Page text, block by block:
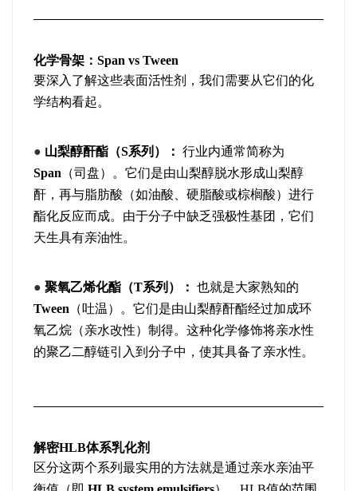
化学骨架：Span vs Tween
要深入了解这些表面活性剂，我们需要从它们的化
学结构看起。
● 山梨醇酐酯（S系列）： 行业内通常简称为
Span （司盘）。它们是由山梨醇脱水形成山梨醇
酐，再与脂肪酸（如油酸、硬脂酸或棕榈酸）进行
酯化反应而成。由于分子中缺乏强极性基团，它们
天生具有亲油性。
● 聚氧乙烯化酯（T系列）： 也就是大家熟知的
Tween （吐温）。它们是由山梨醇酐酯经过加成环
氧乙烷（亲水改性）制得。这种化学修饰将亲水性
的聚乙二醇链引入到分子中，使其具备了亲水性。
解密HLB体系乳化剂
区分这两个系列最实用的方法就是通过亲水亲油平